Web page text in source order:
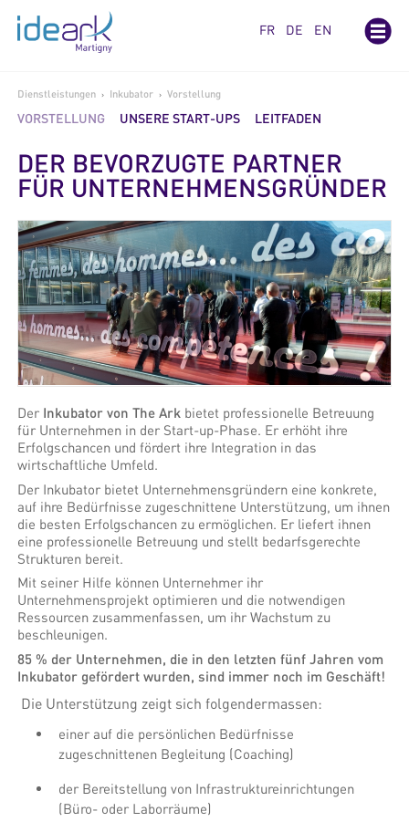
FR DE EN
Dienstleistungen› Inkubator› Vorstellung
VORSTELLUNG UNSERE START-UPS LEITFADEN
DER BEVORZUGTE PARTNER
FÜR UNTERNEHMENSGRÜNDER
Der Inkubator von The Arkbietet professionelle Betreuung
für Unternehmen in der Start-up-Phase. Er erhöht ihre
Erfolgschancen und fördert ihre Integration in das
wirtschaftliche Umfeld.
Der Inkubator bietet Unternehmensgründern eine konkrete,
auf ihre Bedürfnisse zuge­schnittene Unterstützung, um ihnen
die besten Erfolgschancen zu ermöglichen. Er liefert ihnen
eine professionelle Betreuung und stellt bedarfsgerechte
Strukturen bereit.
Mit seiner Hilfe können Unternehmer ihr
Unternehmensprojekt optimieren und die notwendigen
Ressourcen zusammenfassen, um ihr Wachstum zu
beschleunigen.
85 % der Unternehmen, die in den letzten fünf Jahren vom
Inkubator gefördert wurden, sind immer noch im Geschäft​!
Die Unterstützung zeigt sich folgendermassen:
einer auf die persönlichen Bedürfnisse
zugeschnittenen Begleitung (Coaching)
der Bereitstellung von Infrastruktureinrichtungen
(Büro- oder Laborräume)